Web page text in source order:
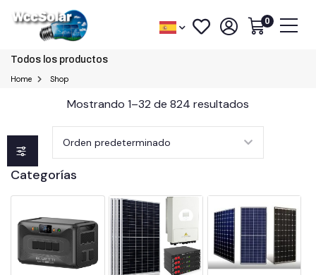
0
Todos los productos
Home Shop
Mostrando 1–32 de 824 resultados
Categorías